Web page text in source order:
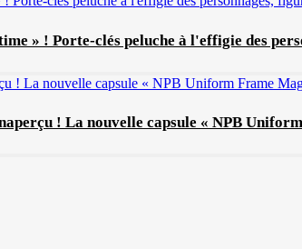
» ! Porte-clés peluche à l'effigie des
! La nouvelle capsule « NPB